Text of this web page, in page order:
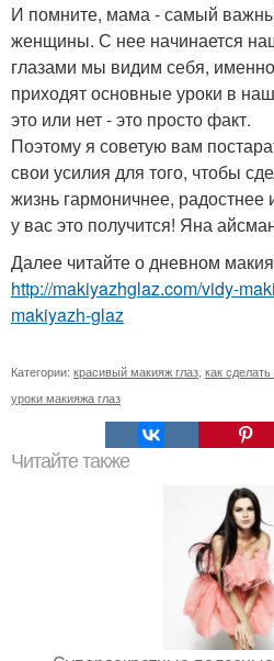
И помните, мама - самый
женщины. С нее начинается
глазами мы видим себя,
приходят основные уроки в
это или нет - это просто факт.
Поэтому я советую вам
свои усилия для того, чтобы
жизнь гармоничнее, радостнее
у вас это получится! Яна
Далее читайте о дневном
http://makiyazhglaz.com/vidy-
makiyazh-glaz
Категории: красивый макияж глаз как
уроки макияжа глаз
Читайте также